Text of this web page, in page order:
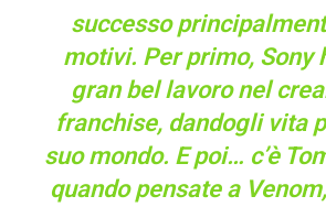
successo
motivi. Per primo, Sony
gran bel lavoro nel
franchise, dandogli vita
suo mondo. E poi… c’è
quando pensate a